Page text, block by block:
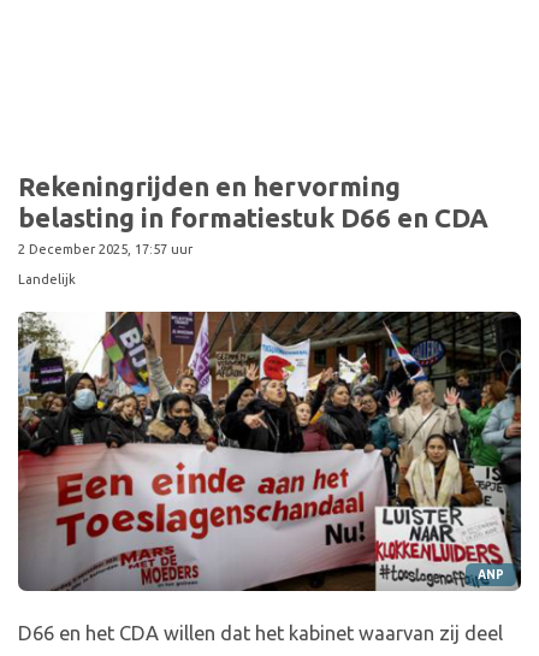
Rekeningrijden en hervorming
belasting in formatiestuk D66 en CDA
2 December 2025, 17:57 uur
Landelijk
ANP
D66 en het CDA willen dat het kabinet waarvan zij deel